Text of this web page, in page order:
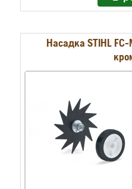
Насадка STIHL